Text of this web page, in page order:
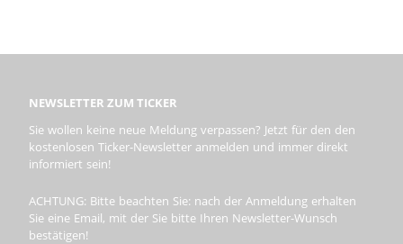
NEWSLETTER ZUM TICKER
Sie wollen keine neue Meldung verpassen? Jetzt für den den
kostenlosen Ticker-Newsletter anmelden und immer direkt
informiert sein!
ACHTUNG: Bitte beachten Sie: nach der Anmeldung erhalten
Sie eine Email, mit der Sie bitte Ihren Newsletter-Wunsch
bestätigen!